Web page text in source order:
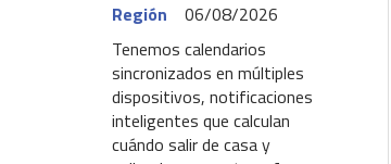
Región
06/08/2026
Tenemos calendarios
sincronizados en múltiples
dispositivos, notificaciones
inteligentes que calculan
cuándo salir de casa y